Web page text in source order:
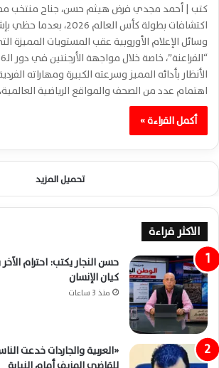
كتب | أحمد مجدي فرض هيثم حسن، جناح منتخب
اكتشافات بطولة كأس العالم
وسائل الإعلام الأوروبية عقب المستويات
الأنظار بأدائه المميز وسرعته الكبيرة ومهاراته
اهتمام عدد من الصحف والمواقع الرياضية
أكمل القراءة »
تحميل المزيد
الاكثر قراءة
حسن النجار يكتب: احترام
كيان الإنسان
منذ 3 ساعات
«العربية والجاردات خدعت